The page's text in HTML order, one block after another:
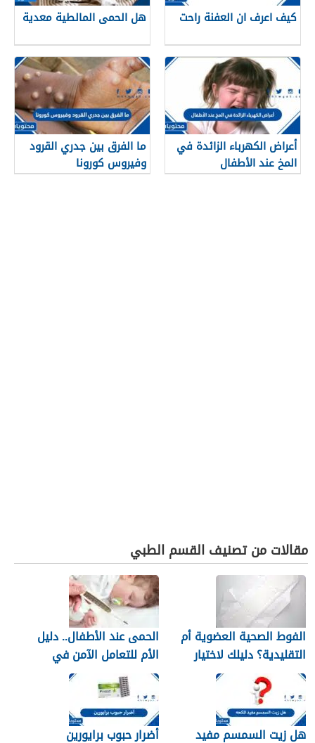
كيف اعرف ان العفنة راحت هل الحمى المالطية معدية
أعراض الكهرباء الزائدة في
المخ عند الأطفال
ما الفرق بين جدري القرود
وفيروس كورونا
مقالات من تصنيف القسم الطبي
الفوط الصحية العضوية أم
التقليدية؟ دليلك لاختيار
النوع الأنسب لبشرتك
الحمى عند الأطفال.. دليل
الأم للتعامل الآمن في
المنزل
هل زيت السمسم مفيد
أضرار حبوب برايورين